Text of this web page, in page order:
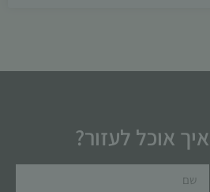
איך אוכל לעזור?